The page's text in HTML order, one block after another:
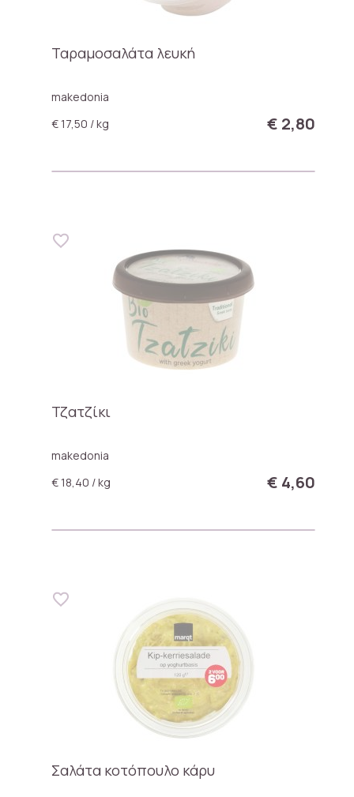
Ταραμοσαλάτα λευκή
makedonia
€ 17,50 / kg
€ 2,80
Τζατζίκι
makedonia
€ 18,40 / kg
€ 4,60
Σαλάτα κοτόπουλο κάρυ